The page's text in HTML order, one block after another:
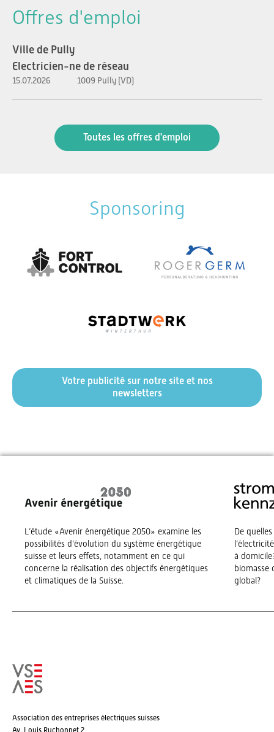
Offres d'emploi
Ville de Pully
Electricien-ne de réseau
15.07.2026 1009 Pully (VD)
Toutes les offres d'emploi
Sponsoring
Votre publicité sur notre site et nos
newsletters
L’étude «Avenir énergétique 2050» examine les
possibilités d’évolution du système énergétique
suisse et leurs effets, notamment en ce qui
concerne la réalisation des objectifs énergétiques
et climatiques de la Suisse.
De
à
biomasse
global?
Association des entreprises électriques suisses